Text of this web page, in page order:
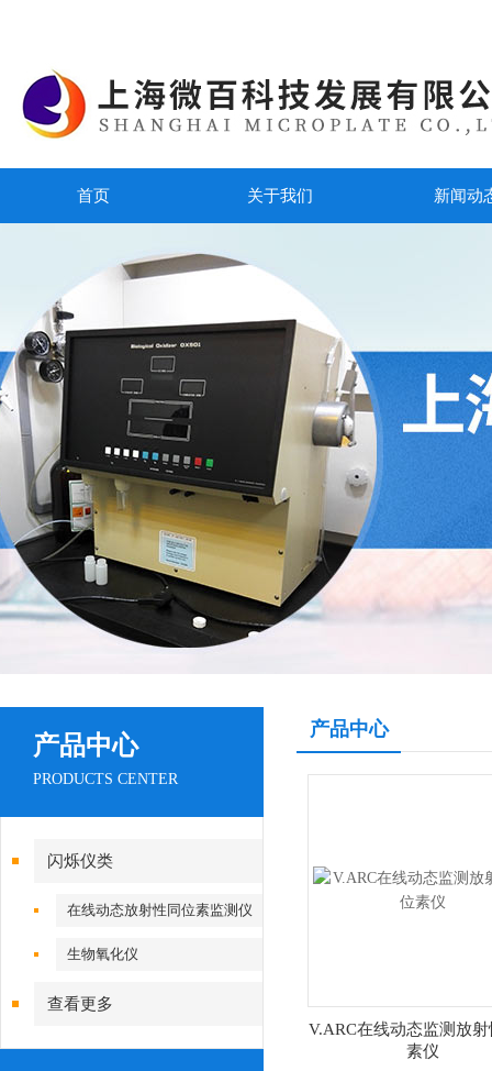
首页 关于我们 新闻动
产品中心
PRODUCTS CENTER
闪烁仪类
在线动态放射性同位素监测仪
生物氧化仪
查看更多
产品中心
V.ARC在线动态监测放
素仪